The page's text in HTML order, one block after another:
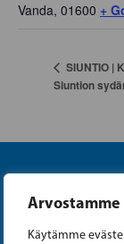
Käytämme
Vanda, 01600 +
SIUNTIO |
Siuntion